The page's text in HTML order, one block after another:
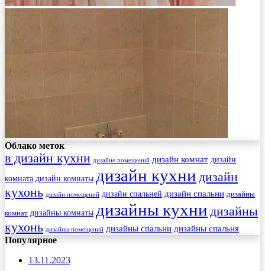
Облако меток
в дизайн кухни дизайне помещений дизайн комнат дизайн
комната дизайн комнаты дизайн кухни дизайн
кухонь дизайн помещений дизайн спальней дизайн спальни дизайны
комнат дизайны комнаты дизайны кухни дизайны
кухонь дизайны помещений дизайны спальни дизайны спальня
Популярное
13.11.2023